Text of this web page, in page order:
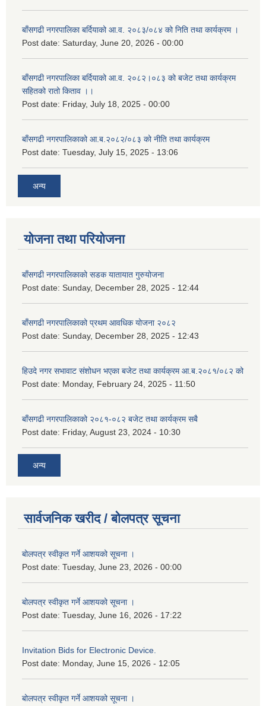
बाँसगढी नगरपालिका बर्दियाको आ.व. २०८३/०८४ को निति तथा कार्यक्रम ।
Post date: Saturday, June 20, 2026 - 00:00
बाँसगढी नगरपालिका बर्दियाको आ.व. २०८२।०८३ को बजेट तथा कार्यक्रम
सहितको रातो किताव ।।
Post date: Friday, July 18, 2025 - 00:00
बाँसगढी नगरपालिकाको आ.ब.२०८२/०८३ को नीति तथा कार्यक्रम
Post date: Tuesday, July 15, 2025 - 13:06
अन्य
योजना तथा परियोजना
बाँसगढी नगरपालिकाको सडक यातायात गुरुयोजना
Post date: Sunday, December 28, 2025 - 12:44
बाँसगढी नगरपालिकाको प्रथम आवधिक योजना २०८२
Post date: Sunday, December 28, 2025 - 12:43
हिउदे नगर सभावाट संशोधन भएका बजेट तथा कार्यक्रम आ.ब.२०८१/०८२ को
Post date: Monday, February 24, 2025 - 11:50
बाँसगढी नगरपालिकाको २०८१-०८२ बजेट तथा कार्यक्रम सबै
Post date: Friday, August 23, 2024 - 10:30
अन्य
सार्वजनिक खरीद / बोलपत्र सूचना
बोलपत्र स्वीकृत गर्ने आशयको सूचना ।
Post date: Tuesday, June 23, 2026 - 00:00
बोलपत्र स्वीकृत गर्ने आशयको सूचना ।
Post date: Tuesday, June 16, 2026 - 17:22
Invitation Bids for Electronic Device.
Post date: Monday, June 15, 2026 - 12:05
बोलपत्र स्वीकृत गर्ने आशयको सूचना ।